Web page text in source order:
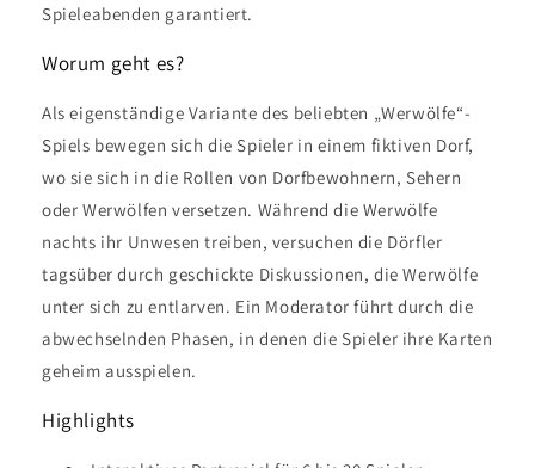
Spieleabenden garantiert.
Worum geht es?
Als eigenständige Variante des beliebten „Werwölfe“-
Spiels bewegen sich die Spieler in einem fiktiven Dorf,
wo sie sich in die Rollen von Dorfbewohnern, Sehern
oder Werwölfen versetzen. Während die Werwölfe
nachts ihr Unwesen treiben, versuchen die Dörfler
tagsüber durch geschickte Diskussionen, die Werwölfe
unter sich zu entlarven. Ein Moderator führt durch die
abwechselnden Phasen, in denen die Spieler ihre Karten
geheim ausspielen.
Highlights